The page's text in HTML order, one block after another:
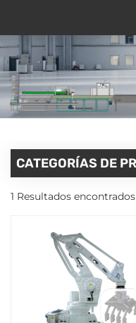
CATEGORÍAS DE
1 Resultados